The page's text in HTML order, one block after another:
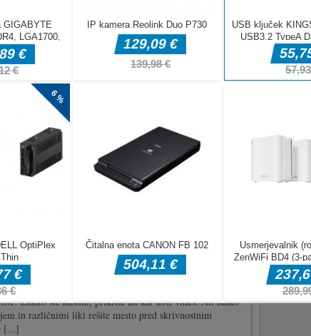
strelec je človek s pištolo, ki poskuša pomagati
ki so rdeči in zeleni ljudje v igri. Izpolniti morate svoj
se vsem oviram, ki jih boste našli. Imeli boste
narišete barvo s pravimi številkami in imeli boste
Ne potrebuje nobenih veščin! V tej aplikaciji boste
pik, ki so primerne tako za odrasle kot za otroke.
Nerdook! Vodite zabavo po naključno ustvarjenem
Lahko ste nasilni, prikrite ali kar koli vmes. Ali lahko
in različnimi liki rešite mesto pred skrivnostnim
[...]